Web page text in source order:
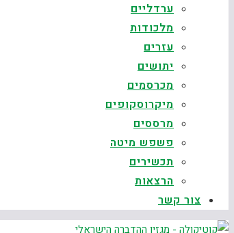
ערדליים
מלכודות
עזרים
יתושים
מכרסמים
מיקרוסקופים
מרססים
פשפש מיטה
תכשירים
הרצאות
צור קשר